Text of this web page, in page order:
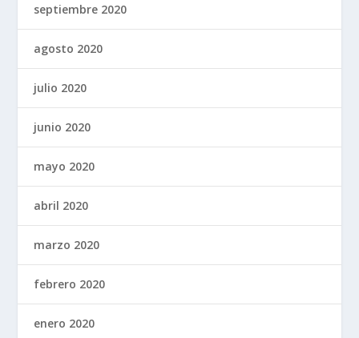
septiembre 2020
agosto 2020
julio 2020
junio 2020
mayo 2020
abril 2020
marzo 2020
febrero 2020
enero 2020